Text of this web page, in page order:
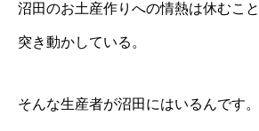
沼田のお土産作りへの情熱は休むこ
突き動かしている。
そんな生産者が沼田にはいるんです。